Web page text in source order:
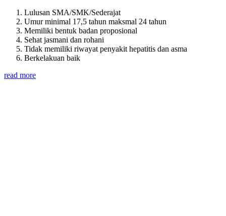
Lulusan SMA/SMK/Sederajat
Umur minimal 17,5 tahun maksmal 24 tahun
Memiliki bentuk badan proposional
Sehat jasmani dan rohani
Tidak memiliki riwayat penyakit hepatitis dan asma
Berkelakuan baik
read more